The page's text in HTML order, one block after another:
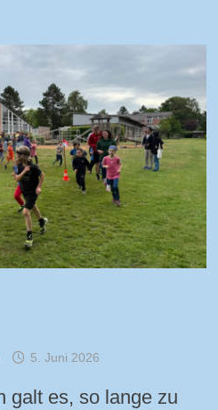
5. Juni 2026
galt es, so lange zu